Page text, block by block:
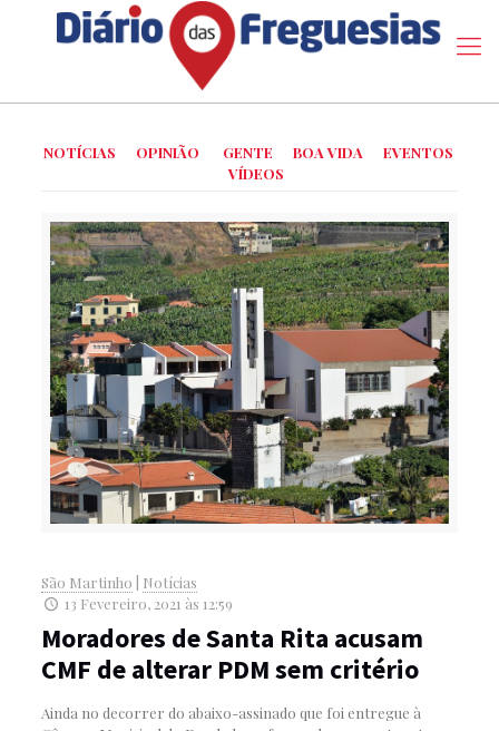
NOTÍCIAS OPINIÃO GENTE BOA VIDA
EVENTOS
VÍDEOS
São Martinho
Notícias
13 Fevereiro, 2021 às 12:59
Moradores de Santa Rita acusam
CMF de alterar PDM sem critério
Ainda no decorrer do abaixo-assinado que foi entregue à